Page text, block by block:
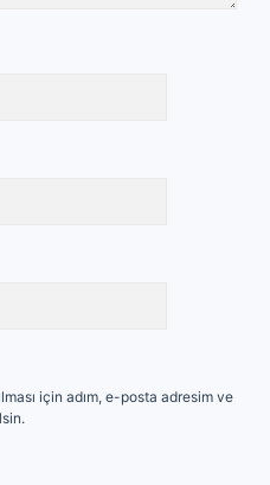
için adım, e-posta adresim ve